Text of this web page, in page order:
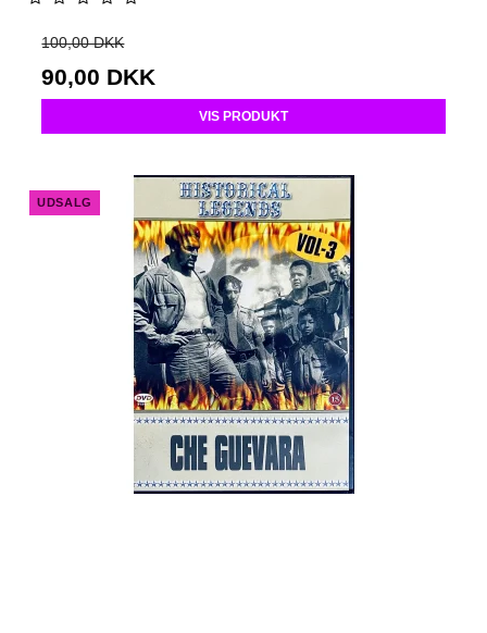
100,00 DKK
90,00 DKK
VIS PRODUKT
UDSALG